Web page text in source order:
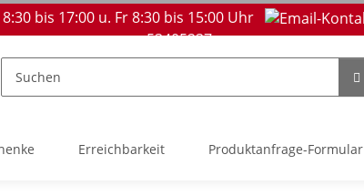
bis 17:00 u. Fr 8:30 bis 15:00 Uhr
53405237
Erreichbarkeit Produktanfrage-Formular